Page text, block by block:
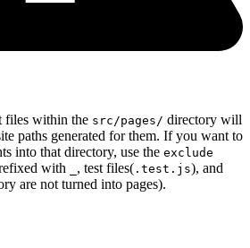
files within the src/pages/ directory will
paths generated for them. If you want to
into that directory, use the exclude
with , test files( .test.js), and
are not turned into pages).